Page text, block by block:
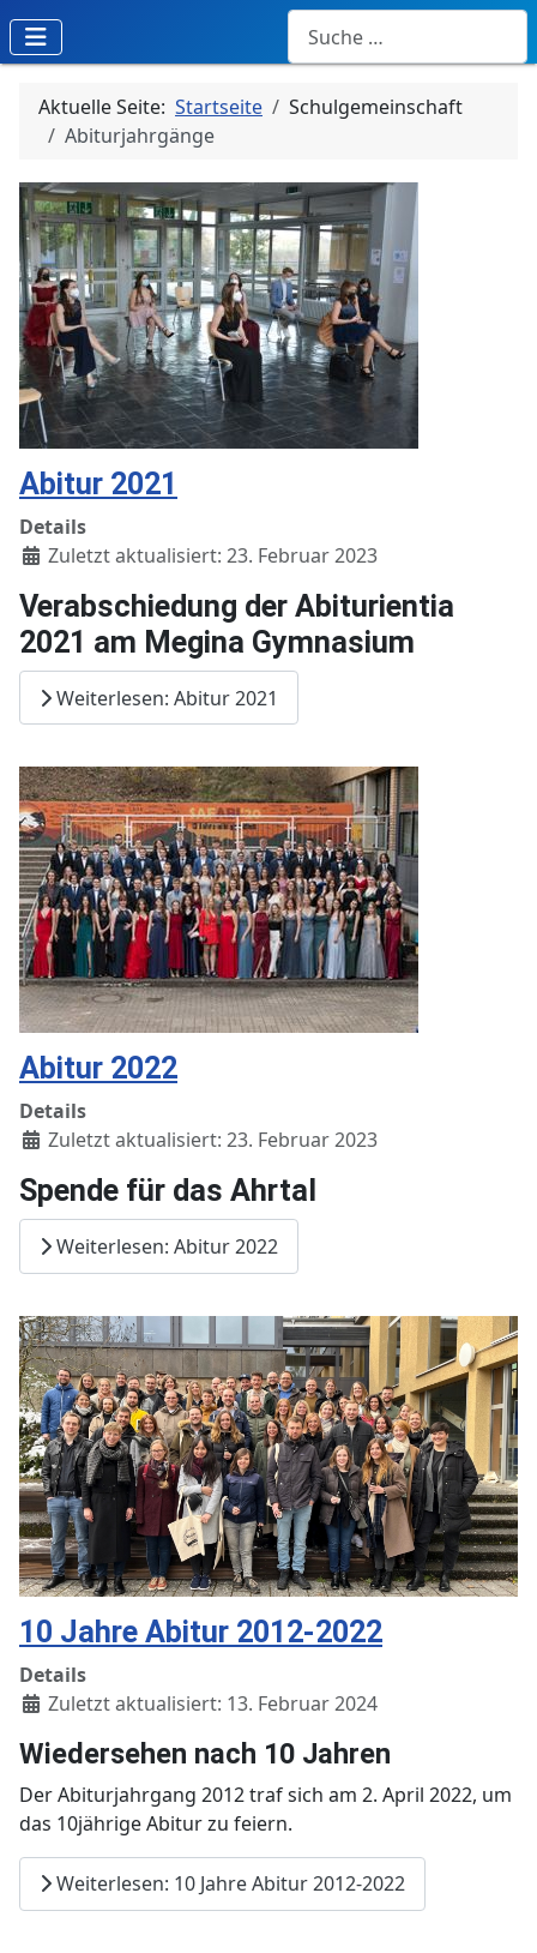
Suchen
Aktuelle Seite: Startseite
Schulgemeinschaft
Abiturjahrgänge
Abitur 2021
Details
Zuletzt aktualisiert: 23. Februar 2023
Verabschiedung der Abiturientia
2021 am Megina Gymnasium
Weiterlesen: Abitur 2021
Abitur 2022
Details
Zuletzt aktualisiert: 23. Februar 2023
Spende für das Ahrtal
Weiterlesen: Abitur 2022
10 Jahre Abitur 2012-2022
Details
Zuletzt aktualisiert: 13. Februar 2024
Wiedersehen nach 10 Jahren
Der Abiturjahrgang 2012 traf sich am 2. April 2022, um
das 10jährige Abitur zu feiern.
Weiterlesen: 10 Jahre Abitur 2012-2022